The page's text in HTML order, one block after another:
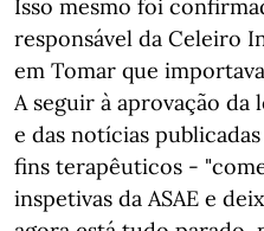
Isso mesmo foi
responsável da Celeiro
em Tomar que
A seguir à aprovação da
e das notícias
fins terapêuticos -
inspetivas da ASAE e